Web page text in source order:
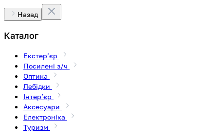
Назад
Каталог
Екстерʼєр
Посилені з/ч
Оптика
Лебідки
Інтерʼєр
Аксесуари
Електроніка
Туризм